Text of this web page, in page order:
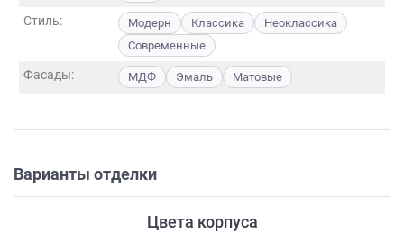
Стиль: Модерн Классика
Неоклассика
Современные
Фасады: МДФ Эмаль Матовые
Варианты отделки
Цвета корпуса